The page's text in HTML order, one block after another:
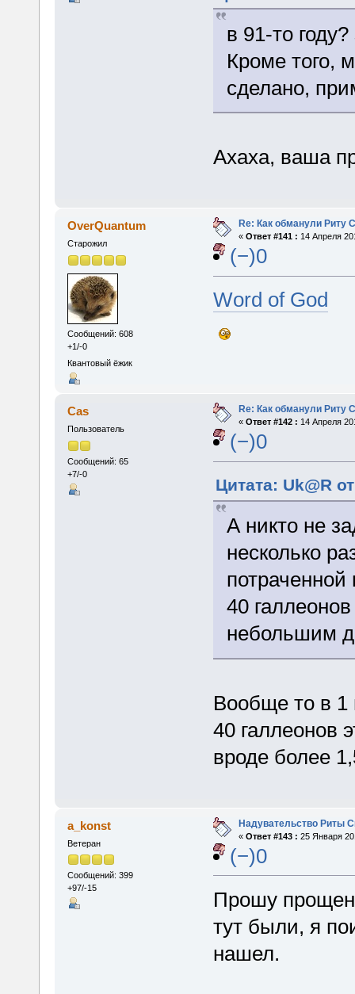
в 91-то
Кроме того,
сделано,
Ахаха, ваша
OverQuantum
Старожил
Сообщений: 608
+1/-0
Квантовый ёжик
Re: Как обманули Риту
« Ответ #141 : 14 Апреля
(−)0
Word of God
Cas
Пользователь
Сообщений: 65
+7/-0
Re: Как обманули Риту
« Ответ #142 : 14 Апреля
(−)0
Цитата: Uk@R
А никто не
несколько
потраченной
40
небольшим
Вообще то в 1
40 галлеонов
вроде более
a_konst
Ветеран
Сообщений: 399
+97/-15
Надувательство Риты
« Ответ #143 : 25 Января
(−)0
Прошу
тут были, я
нашел.